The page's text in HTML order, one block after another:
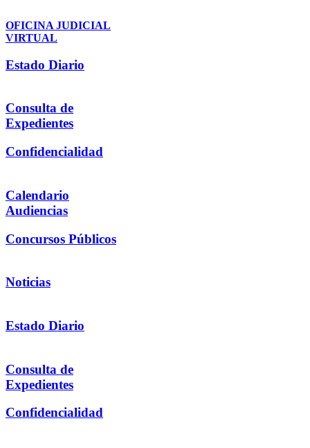
OFICINA JUDICIAL
VIRTUAL
Estado Diario
Consulta de
Expedientes
Confidencialidad
Calendario
Audiencias
Concursos Públicos
Noticias
Estado Diario
Consulta de
Expedientes
Confidencialidad